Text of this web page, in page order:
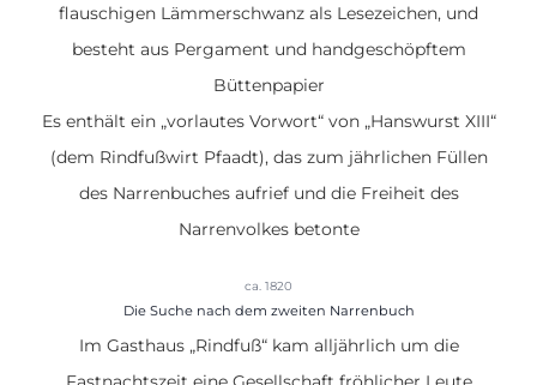
flauschigen Lämmerschwanz als Lesezeichen, und
besteht aus Pergament und handgeschöpftem
Büttenpapier
Es enthält ein „vorlautes Vorwort“ von „Hanswurst XIII“
(dem Rindfußwirt Pfaadt), das zum jährlichen Füllen
des Narrenbuches aufrief und die Freiheit des
Narrenvolkes betonte
ca. 1820
Die Suche nach dem zweiten Narrenbuch
Im Gasthaus „Rindfuß“ kam alljährlich um die